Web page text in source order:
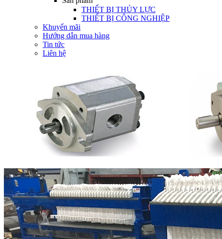
THIẾT BỊ THỦY LỰC
THIẾT BỊ CÔNG NGHIỆP
Khuyến mãi
Hướng dẫn mua hàng
Tin tức
Liên hệ